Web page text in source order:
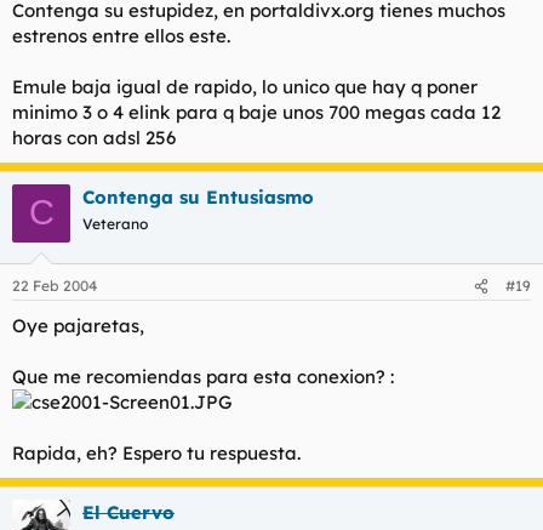
Contenga su estupidez, en portaldivx.org tienes muchos
estrenos entre ellos este.
Emule baja igual de rapido, lo unico que hay q poner
minimo 3 o 4 elink para q baje unos 700 megas cada 12
horas con adsl 256
C Contenga su Entusiasmo
Veterano
22 Feb 2004 #19
Oye pajaretas,
Que me recomiendas para esta conexion? :
Rapida, eh? Espero tu respuesta.
El Cuervo